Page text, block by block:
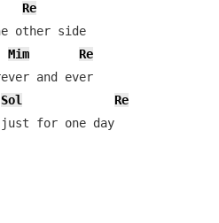
Re
other side
Mim
Re
and ever
Sol
Re
just for one day